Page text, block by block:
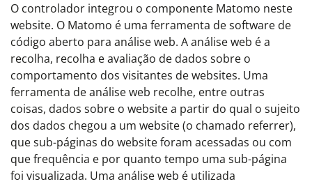
O controlador integrou o componente Matomo neste
website. O Matomo é uma ferramenta de software de
código aberto para análise web. A análise web é a
recolha, recolha e avaliação de dados sobre o
comportamento dos visitantes de websites. Uma
ferramenta de análise web recolhe, entre outras
coisas, dados sobre o website a partir do qual o sujeito
dos dados chegou a um website (o chamado referrer),
que sub-páginas do website foram acessadas ou com
que frequência e por quanto tempo uma sub-página
foi visualizada. Uma análise web é utilizada